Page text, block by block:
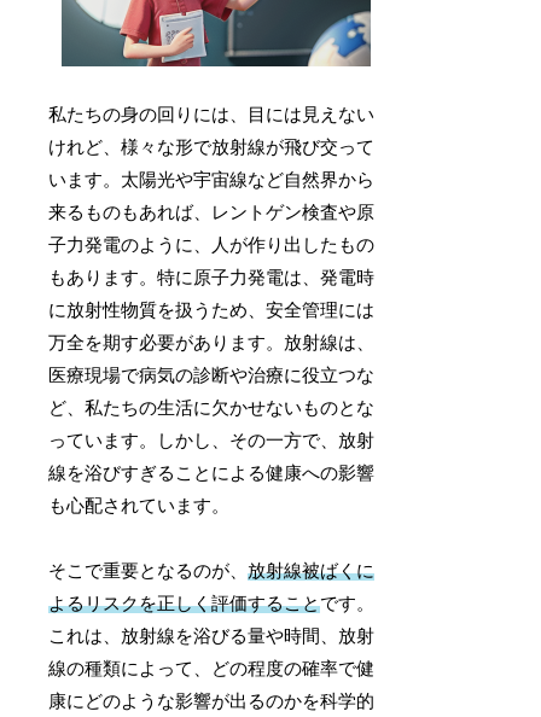
私たちの身の回りには、目には見えない
けれど、様々な形で放射線が飛び交って
います。太陽光や宇宙線など自然界から
来るものもあれば、レントゲン検査や原
子力発電のように、人が作り出したもの
もあります。特に原子力発電は、発電時
に放射性物質を扱うため、安全管理には
万全を期す必要があります。放射線は、
医療現場で病気の診断や治療に役立つな
ど、私たちの生活に欠かせないものとな
っています。しかし、その一方で、放射
線を浴びすぎることによる健康への影響
も心配されています。
そこで重要となるのが、放射線被ばくに
よるリスクを正しく評価することです。
これは、放射線を浴びる量や時間、放射
線の種類によって、どの程度の確率で健
康にどのような影響が出るのかを科学的